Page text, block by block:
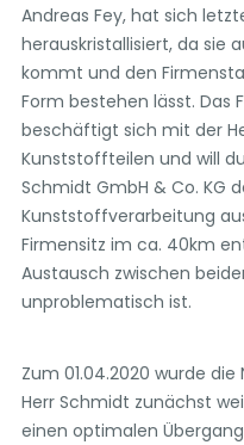
Andreas Fey, hat sich
herauskristallisiert, da sie
kommt und den
Form bestehen lässt. Das
beschäftigt sich mit der
Kunststoffteilen und will
Schmidt GmbH & Co. KG
Kunststoffverarbeitung
Firmensitz im ca. 40km
Austausch zwischen
unproblematisch ist.
Zum 01.04.2020 wurde
Herr Schmidt zunächst
einen optimalen